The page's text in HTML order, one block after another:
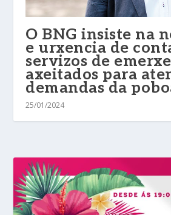
O BNG insiste na
e urxencia de
servizos de
axeitados para
demandas da
25/01/2024